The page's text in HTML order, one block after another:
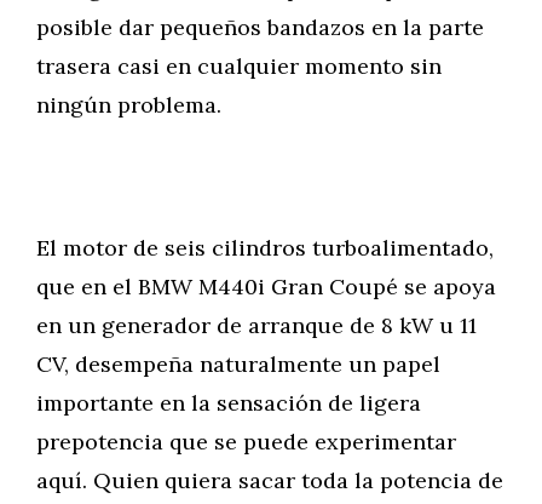
posible dar pequeños bandazos en la parte
trasera casi en cualquier momento sin
ningún problema.
El motor de seis cilindros turboalimentado,
que en el BMW M440i Gran Coupé se apoya
en un generador de arranque de 8 kW u 11
CV, desempeña naturalmente un papel
importante en la sensación de ligera
prepotencia que se puede experimentar
aquí. Quien quiera sacar toda la potencia de